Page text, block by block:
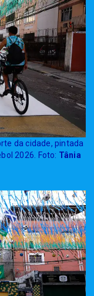
da cidade, pintada
2026. Foto: Tânia